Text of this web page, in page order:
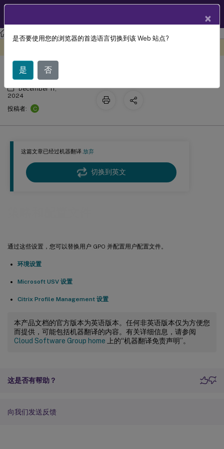
工作区环境管理 工作区环境管理 2407
这篇文章已经过机器翻译.放弃
切换到英文
通过这些设置，您可以替换用户 GPO 并配置用户配置文件。
环境设置
Microsoft USV 设置
Citrix Profile Management 设置
本产品文档的官方版本为英语版本。任何非英语版本仅为方便您
而提供，可能包括机器翻译的内容。有关详细信息，请参阅
Cloud Software Group home 上的“机器翻译免责声明”。
这是否有帮助？
向我们发送反馈
策略和配置文件
December 11,
2024
投稿者:
C
×
是否要使用您的浏览器的首选语言切换到该 Web 站点?
是 否